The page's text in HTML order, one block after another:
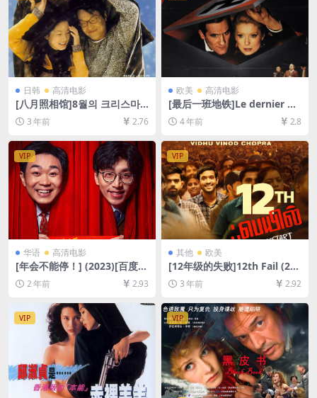
日韩 高清电影
[八月照相馆]8월의 크리스마
스 (1998)[百度网盘+迅雷云盘
资源1080P超清未删减][MP4/
6GB][韩语中字]
3 年前 2.76
欧美 高清电影
[最后一班地铁]Le dernier m
étro (1980)[百度网盘+迅雷云
盘资源1080P超清未删减][MP
4/8.6GB][中文字幕]
4 年前 2.8
VIP
华语 高清电影
[年会不能停！] (2023)[百度网
盘+夸克网盘1080P超清未删
减资源][网盘在线播放/下载]
[MP4/7.6GB][中文字幕]
2 年前 2.93
VIP
其他 欧美
[12年级的失败]12th Fail (202
3)[百度网盘+夸克网盘1080P
超清未删减资源][网盘在线播
放/下载][MP4/9.4GB][中文字
幕]
3 年前 2.92
VIP VIP